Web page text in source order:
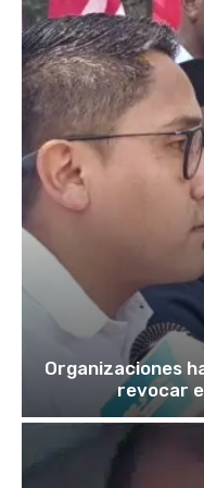
Organizaciones
revocar